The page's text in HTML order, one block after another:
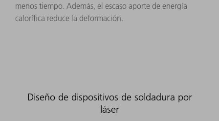
menos tiempo. Además, el escaso aporte de energía
calorífica reduce la deformación.
Diseño de dispositivos de soldadura por
láser